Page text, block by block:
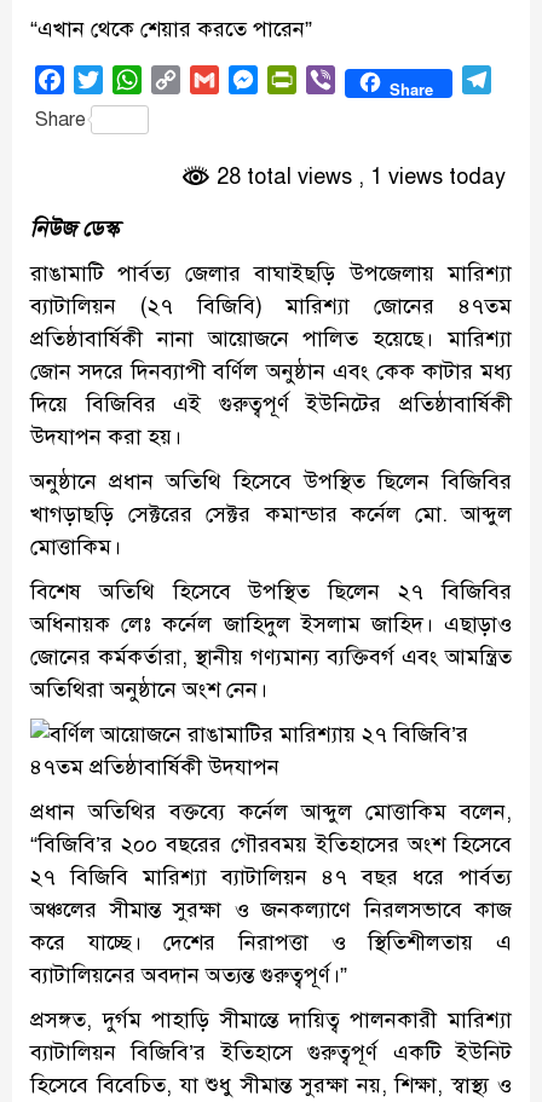
“এখান থেকে শেয়ার করতে পারেন”
FacebookTwitterWhatsApp
Copy
Gmail MessengerPrintFriendly
Viber Share
Share
28 total views , 1 views today
নিউজ ডেস্ক
রাঙামাটি পার্বত্য জেলার বাঘাইছড়ি উপজেলায় মারিশ্যা
ব্যাটালিয়ন (২৭ বিজিবি) মারিশ্যা জোনের ৪৭তম
প্রতিষ্ঠাবার্ষিকী নানা আয়োজনে পালিত হয়েছে। মারিশ্যা
জোন সদরে দিনব্যাপী বর্ণিল অনুষ্ঠান এবং কেক কাটার মধ্য
দিয়ে বিজিবির এই গুরুত্বপূর্ণ ইউনিটের প্রতিষ্ঠাবার্ষিকী
উদযাপন করা হয়।
অনুষ্ঠানে প্রধান অতিথি হিসেবে উপস্থিত ছিলেন বিজিবির
খাগড়াছড়ি সেক্টরের সেক্টর কমান্ডার কর্নেল মো. আব্দুল
মোত্তাকিম।
বিশেষ অতিথি হিসেবে উপস্থিত ছিলেন ২৭ বিজিবির
অধিনায়ক লেঃ কর্নেল জাহিদুল ইসলাম জাহিদ। এছাড়াও
জোনের কর্মকর্তারা, স্থানীয় গণ্যমান্য ব্যক্তিবর্গ এবং আমন্ত্রিত
অতিথিরা অনুষ্ঠানে অংশ নেন।
প্রধান অতিথির বক্তব্যে কর্নেল আব্দুল মোত্তাকিম বলেন,
“বিজিবি’র ২০০ বছরের গৌরবময় ইতিহাসের অংশ হিসেবে
২৭ বিজিবি মারিশ্যা ব্যাটালিয়ন ৪৭ বছর ধরে পার্বত্য
অঞ্চলের সীমান্ত সুরক্ষা ও জনকল্যাণে নিরলসভাবে কাজ
করে যাচ্ছে। দেশের নিরাপত্তা ও স্থিতিশীলতায় এ
ব্যাটালিয়নের অবদান অত্যন্ত গুরুত্বপূর্ণ।”
প্রসঙ্গত, দুর্গম পাহাড়ি সীমান্তে দায়িত্ব পালনকারী মারিশ্যা
ব্যাটালিয়ন বিজিবি’র ইতিহাসে গুরুত্বপূর্ণ একটি ইউনিট
হিসেবে বিবেচিত, যা শুধু সীমান্ত সুরক্ষা নয়, শিক্ষা, স্বাস্থ্য ও